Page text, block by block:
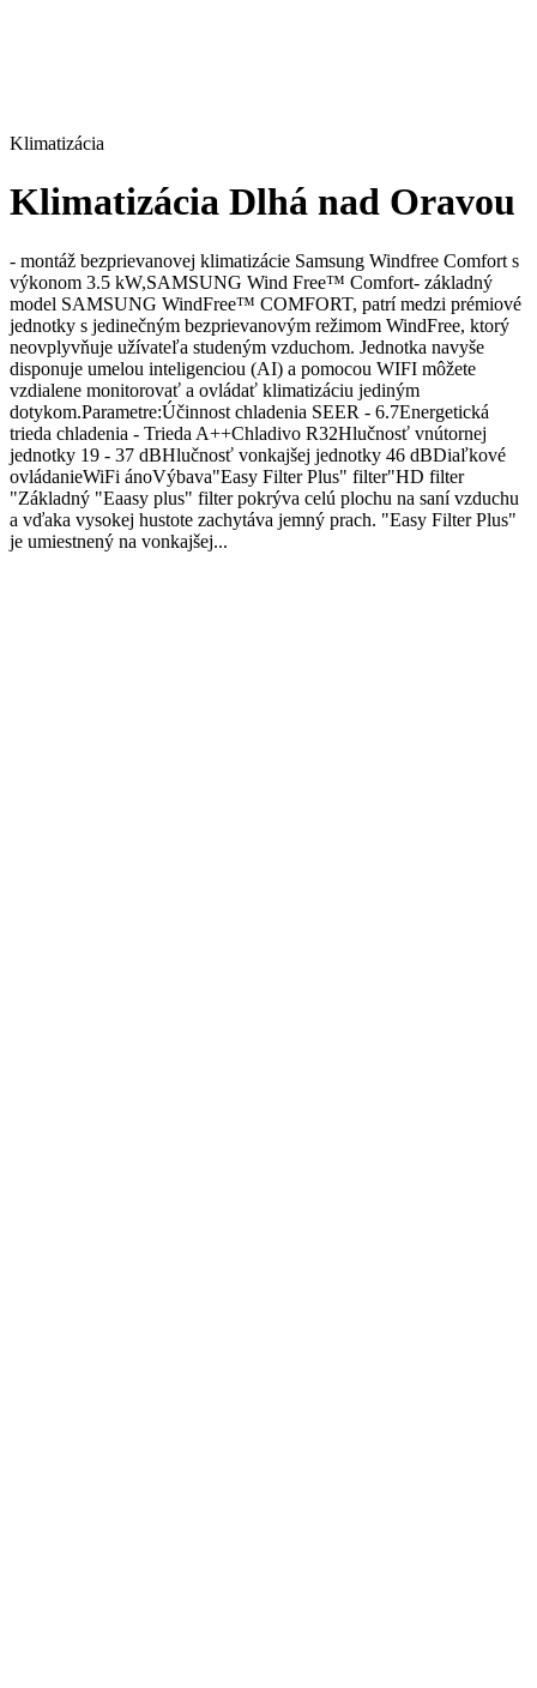
Klimatizácia
Klimatizácia Dlhá nad Oravou
- montáž bezprievanovej klimatizácie Samsung Windfree Comfort s
výkonom 3.5 kW,SAMSUNG Wind Free™ Comfort- základný
model SAMSUNG WindFree™ COMFORT, patrí medzi prémiové
jednotky s jedinečným bezprievanovým režimom WindFree, ktorý
neovplyvňuje užívateľa studeným vzduchom. Jednotka navyše
disponuje umelou inteligenciou (AI) a pomocou WIFI môžete
vzdialene monitorovať a ovládať klimatizáciu jediným
dotykom.Parametre:Účinnost chladenia SEER - 6.7Energetická
trieda chladenia - Trieda A++Chladivo R32Hlučnosť vnútornej
jednotky 19 - 37 dBHlučnosť vonkajšej jednotky 46 dBDiaľkové
ovládanieWiFi ánoVýbava"Easy Filter Plus" filter"HD filter
"Základný "Eaasy plus" filter pokrýva celú plochu na saní vzduchu
a vďaka vysokej hustote zachytáva jemný prach. "Easy Filter Plus"
je umiestnený na vonkajšej...